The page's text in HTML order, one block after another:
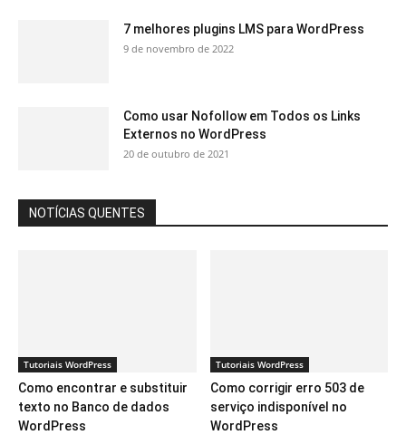
7 melhores plugins LMS para WordPress
9 de novembro de 2022
Como usar Nofollow em Todos os Links
Externos no WordPress
20 de outubro de 2021
NOTÍCIAS QUENTES
Tutoriais WordPress
Como encontrar e substituir
texto no Banco de dados
WordPress
Tutoriais WordPress
Como corrigir erro 503 de
serviço indisponível no
WordPress